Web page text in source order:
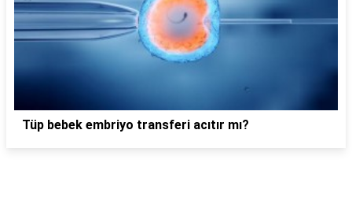
Tüp bebek embriyo transferi acıtır mı?